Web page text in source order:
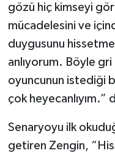
gözü hiç kimseyi
mücadelesini ve
duygusunu
anlıyorum. Böyle
oyuncunun istediği
çok heyecanlıyım.”
Senaryoyu ilk
getiren Zengin,